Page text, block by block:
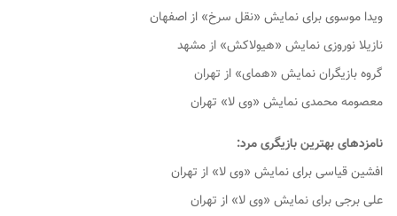
ویدا موسوی برای نمایش «نقل سرخ» از اصفهان
نازیلا نوروزی نمایش «هیولاکش» از مشهد
گروه بازیگران نمایش «همای» از تهران
معصومه محمدی نمایش «وی لا» تهران
نامزدهای بهترین بازیگری مرد:
افشین قیاسی برای نمایش «وی لا» از تهران
علی برجی برای نمایش «وی لا» از تهران